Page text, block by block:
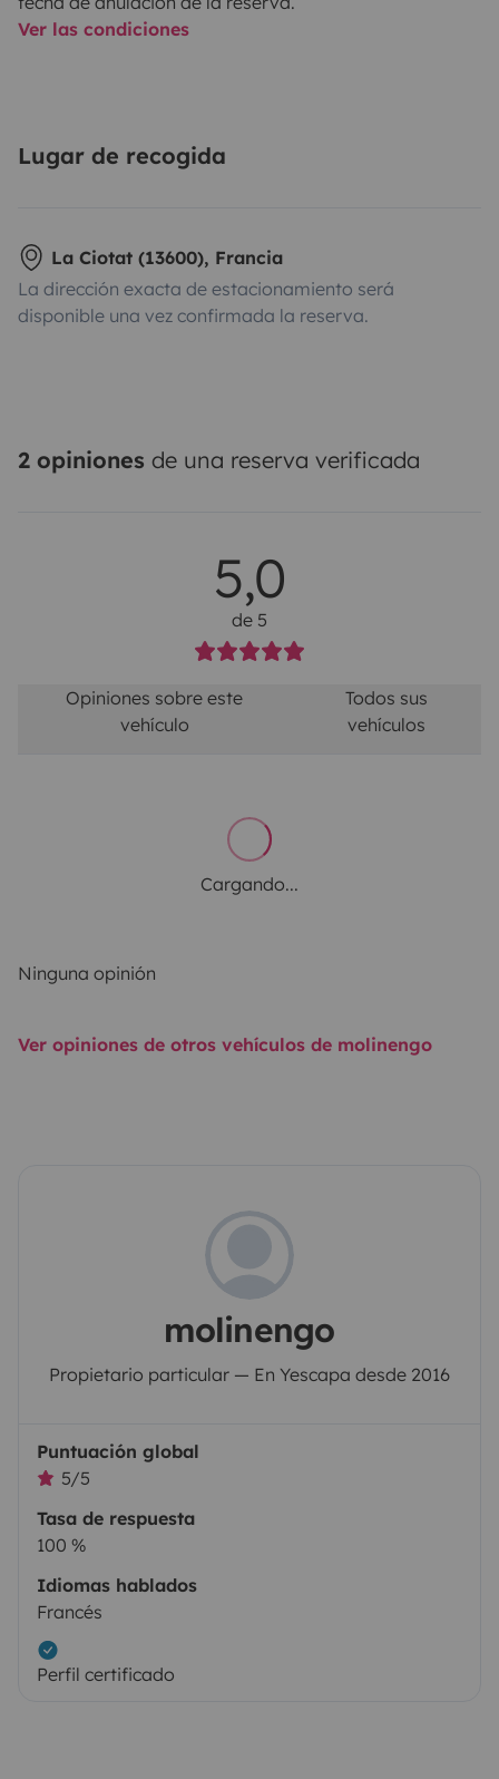
Ver las condiciones
Lugar de recogida
La Ciotat (13600), Francia
La dirección exacta de estacionamiento será
disponible una vez confirmada la reserva.
2 opiniones de una reserva verificada
5,0
de 5
Opiniones sobre este
vehículo
Todos sus
vehículos
Cargando...
Ninguna opinión
Ver opiniones de otros vehículos de molinengo
molinengo
Propietario particular — En Yescapa desde 2016
Puntuación global
5/5
Tasa de respuesta
100 %
Idiomas hablados
Francés
Perfil certificado